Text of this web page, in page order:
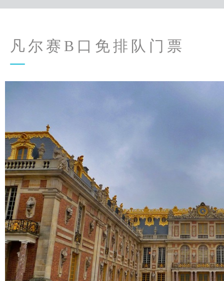
凡尔赛B口免排队门票